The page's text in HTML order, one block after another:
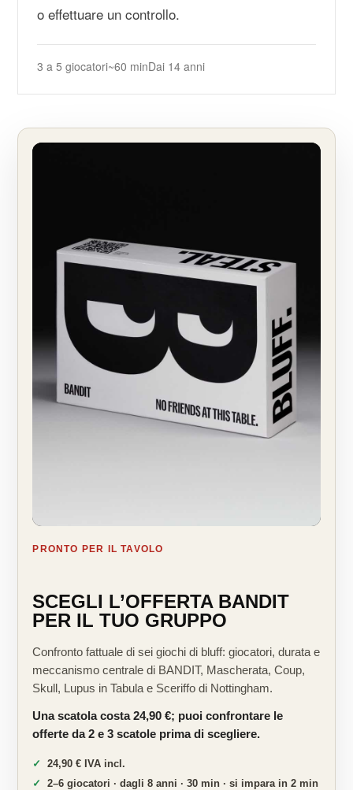
o effettuare un controllo.
3 a 5 giocatori~60 minDai 14 anni
PRONTO PER IL TAVOLO
SCEGLI L’OFFERTA BANDIT
PER IL TUO GRUPPO
Confronto fattuale di sei giochi di bluff: giocatori, durata e
meccanismo centrale di BANDIT, Mascherata, Coup,
Skull, Lupus in Tabula e Sceriffo di Nottingham.
Una scatola costa 24,90 €; puoi confrontare le
offerte da 2 e 3 scatole prima di scegliere.
24,90 € IVA incl.
2–6 giocatori · dagli 8 anni · 30 min · si impara in 2 min